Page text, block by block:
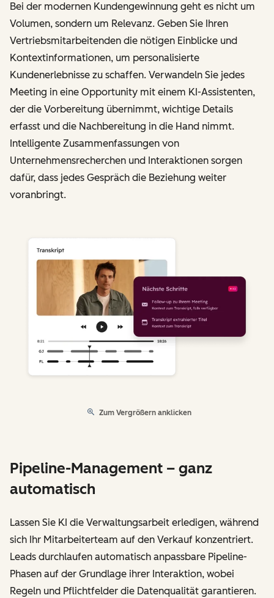
Bei der modernen Kundengewinnung geht es nicht um
Volumen, sondern um Relevanz. Geben Sie Ihren
Vertriebsmitarbeitenden die nötigen Einblicke und
Kontextinformationen, um personalisierte
Kundenerlebnisse zu schaffen. Verwandeln Sie jedes
Meeting in eine Opportunity mit einem KI-Assistenten,
der die Vorbereitung übernimmt, wichtige Details
erfasst und die Nachbereitung in die Hand nimmt.
Intelligente Zusammenfassungen von
Unternehmensrecherchen und Interaktionen sorgen
dafür, dass jedes Gespräch die Beziehung weiter
voranbringt.
Zum Vergrößern anklicken
Pipeline-Management – ganz
automatisch
Lassen Sie KI die Verwaltungsarbeit erledigen, während
sich Ihr Mitarbeiterteam auf den Verkauf konzentriert.
Leads durchlaufen automatisch anpassbare Pipeline-
Phasen auf der Grundlage ihrer Interaktion, wobei
Regeln und Pflichtfelder die Datenqualität garantieren.